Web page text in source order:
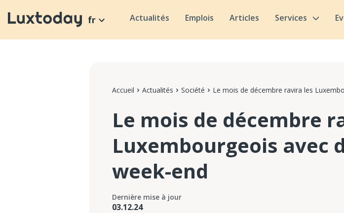
fr Actualités Emplois Articles Services
Accueil Actualités Société Le mois de décembre ravira les
Le mois de décembre
Luxembourgeois avec
week-end
Dernière mise à jour
03.12.24